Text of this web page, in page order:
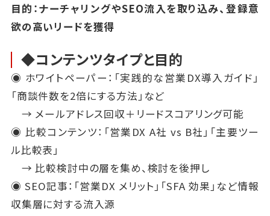
目的：ナーチャリングやSEO流入を取り込み、登録意
欲の高いリードを獲得
◆コンテンツタイプと目的
◉ ホワイトペーパー：「実践的な営業DX導入ガイド」
「商談件数を2倍にする方法」など
→ メールアドレス回収＋リードスコアリング可能
◉ 比較コンテンツ：「営業DX A社 vs B社」「主要ツー
ル比較表」
→ 比較検討中の層を集め、検討を後押し
◉ SEO記事：「営業DX メリット」「SFA 効果」など情報
収集層に対する流入源